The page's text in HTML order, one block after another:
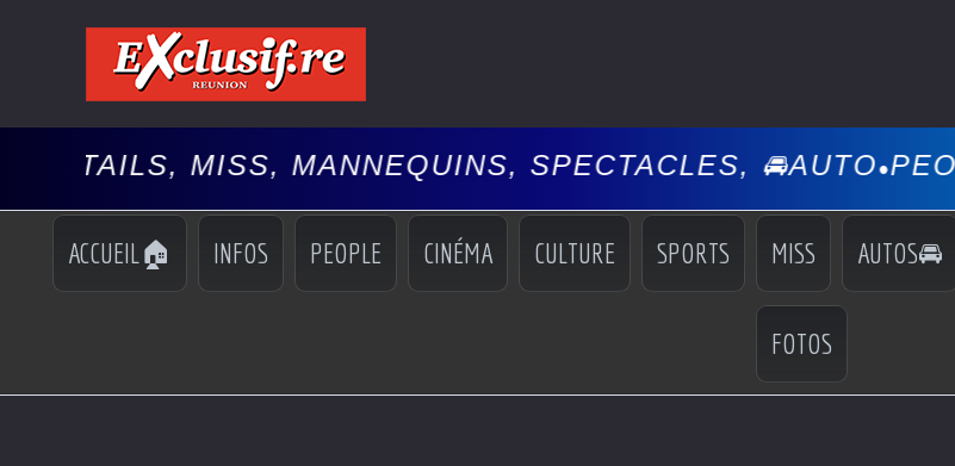
MANNEQUINS, SPECTACLES, 🚘AUTO•PEOPLE, INFOS,
ACCUEIL🏠 INFOS PEOPLE CINÉMA CULTURE SPORTS MISS AUTOS🚘
FOTOS